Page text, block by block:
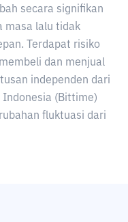
secara signifikan
masa lalu tidak
Terdapat risiko
dan menjual
independen dari
Indonesia (Bittime)
fluktuasi dari